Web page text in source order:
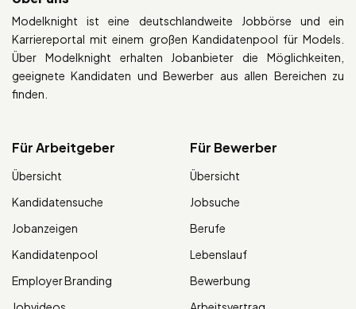
Modelknight ist eine deutschlandweite Jobbörse und ein
Karriereportal mit einem großen Kandidatenpool für Models.
Über Modelknight erhalten Jobanbieter die Möglichkeiten,
geeignete Kandidaten und Bewerber aus allen Bereichen zu
finden.
Für Arbeitgeber
Übersicht
Kandidatensuche
Jobanzeigen
Kandidatenpool
Employer Branding
Für Bewerber
Übersicht
Jobsuche
Berufe
Lebenslauf
Bewerbung